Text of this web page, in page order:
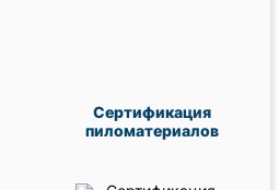
Сертификация
пиломатериалов